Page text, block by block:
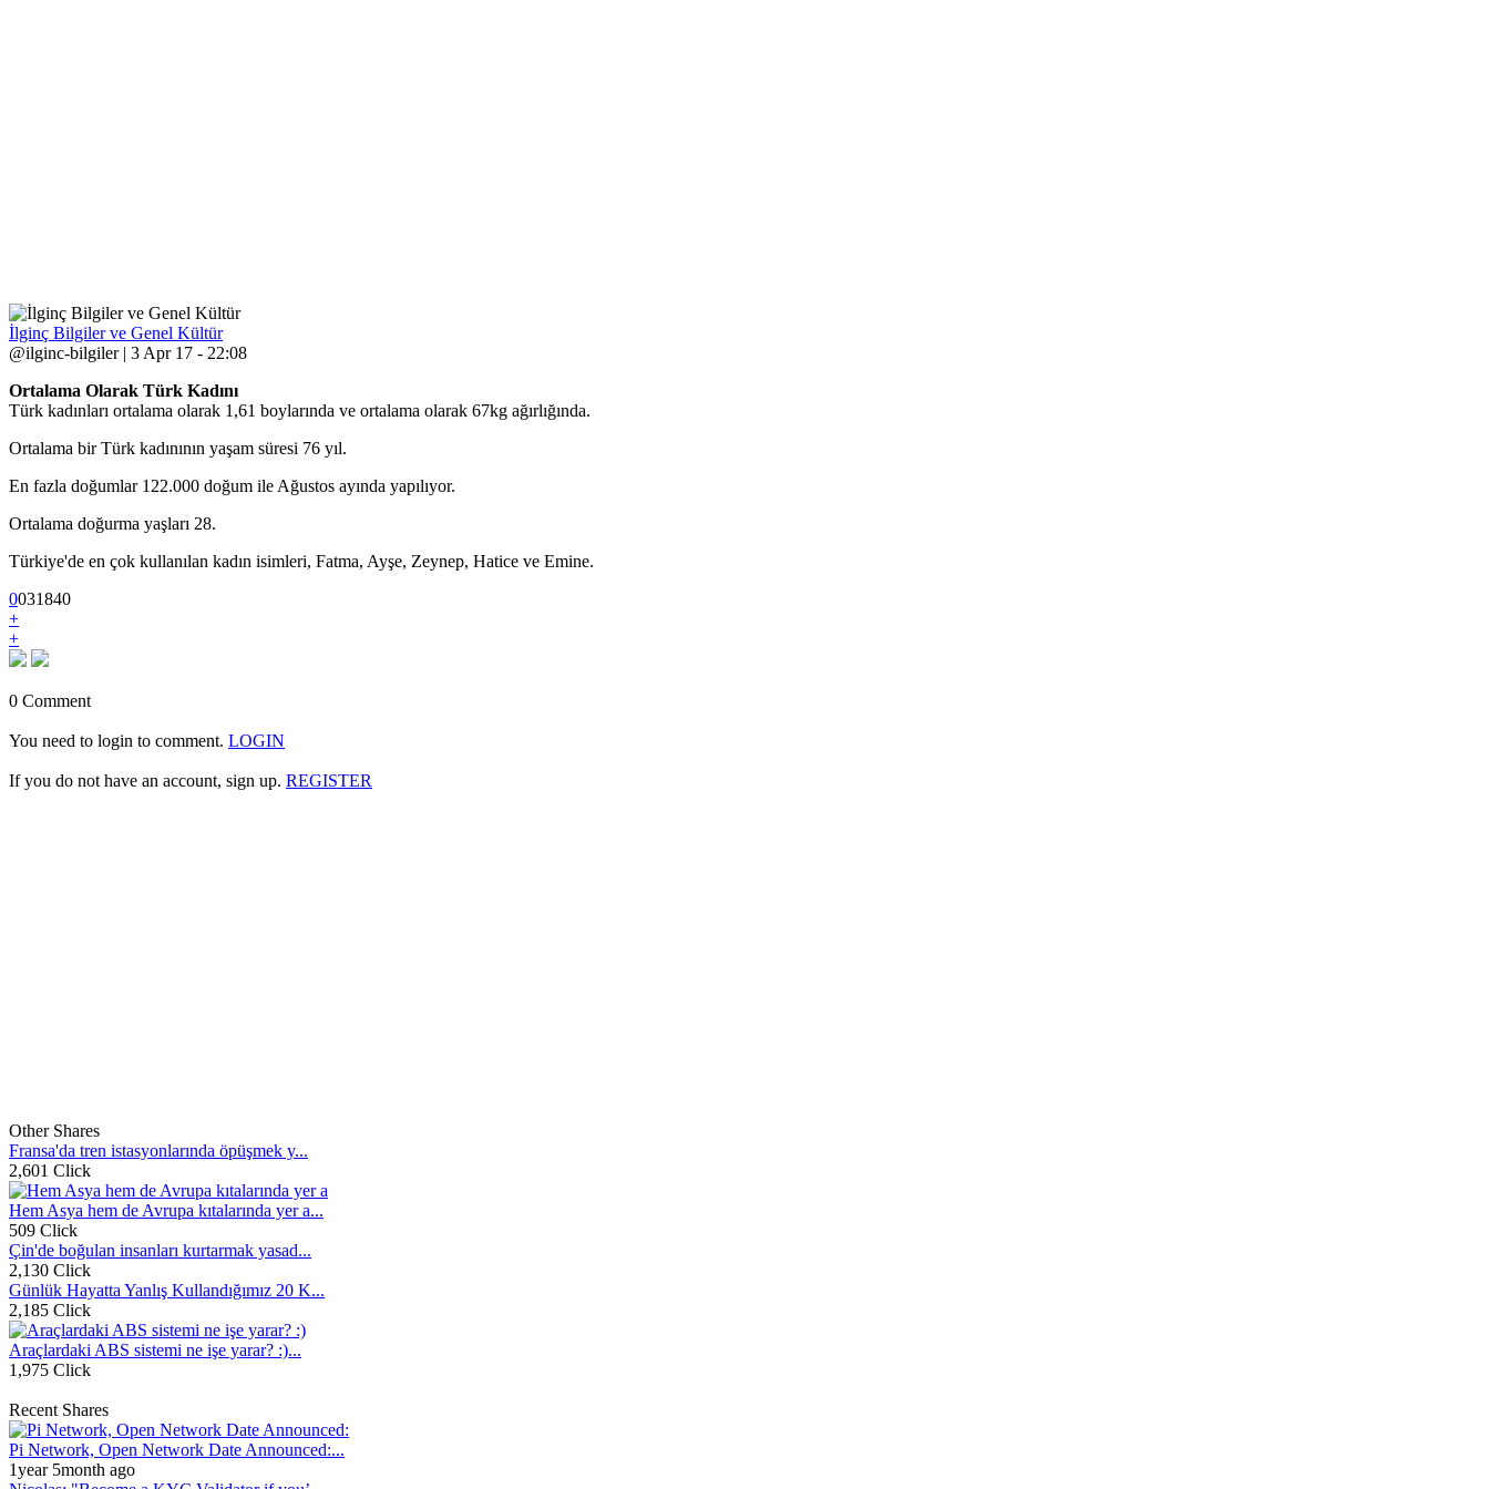
İlginç Bilgiler ve Genel Kültür
@ilginc-bilgiler | 3 Apr 17 - 22:08
Ortalama Olarak Türk Kadını
Türk kadınları ortalama olarak 1,61 boylarında ve ortalama olarak 67kg ağırlığında.
Ortalama bir Türk kadınının yaşam süresi 76 yıl.
En fazla doğumlar 122.000 doğum ile Ağustos ayında yapılıyor.
Ortalama doğurma yaşları 28.
Türkiye'de en çok kullanılan kadın isimleri, Fatma, Ayşe, Zeynep, Hatice ve Emine.
0031840
+
+
0 Comment
You need to login to comment. LOGIN
If you do not have an account, sign up. REGISTER
Other Shares
Fransa'da tren istasyonlarında öpüşmek y...
2,601 Click
Hem Asya hem de Avrupa kıtalarında yer a...
509 Click
Çin'de boğulan insanları kurtarmak yasad...
2,130 Click
Günlük Hayatta Yanlış Kullandığımız 20 K...
2,185 Click
Araçlardaki ABS sistemi ne işe yarar? :)...
1,975 Click
Recent Shares
Pi Network, Open Network Date Announced:...
1year 5month ago